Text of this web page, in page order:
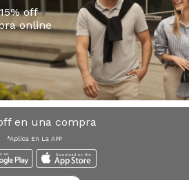
off
online
en una compra
*Aplica En La APP